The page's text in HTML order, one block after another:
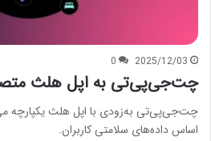
2025/12/03
0
چت‌جی‌پی‌تی به اپل هلث
چت‌جی‌پی‌تی به‌زودی با اپل هلث یکپارچه
اساس داده‌های سلامتی کاربران.